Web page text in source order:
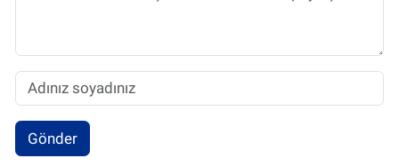
Gönder